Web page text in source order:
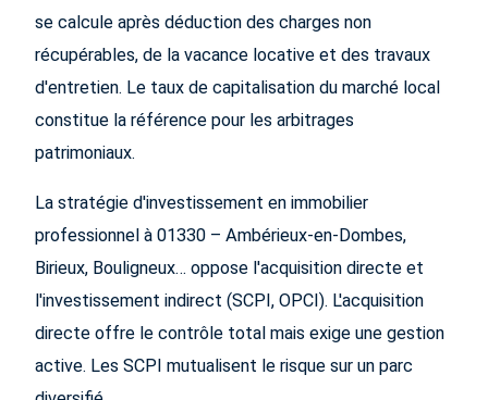
se calcule après déduction des charges non
récupérables, de la vacance locative et des travaux
d'entretien. Le taux de capitalisation du marché local
constitue la référence pour les arbitrages
patrimoniaux.
La stratégie d'investissement en immobilier
professionnel à 01330 – Ambérieux-en-Dombes,
Birieux, Bouligneux… oppose l'acquisition directe et
l'investissement indirect (SCPI, OPCI). L'acquisition
directe offre le contrôle total mais exige une gestion
active. Les SCPI mutualisent le risque sur un parc